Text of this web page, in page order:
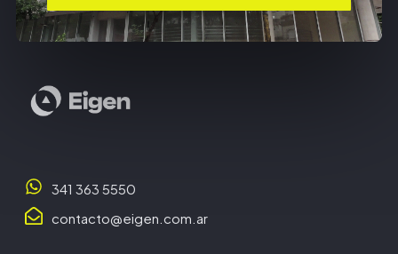
341 363 5550
contacto@eigen.com.ar